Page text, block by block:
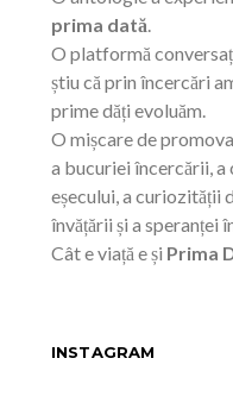
prima dată.
O platformă
știu că prin încercări
prime dăți evoluăm.
O mișcare de
a bucuriei încercării, a
eșecului, a curiozității
învățării și a speranței
Cât e viață e și Prima
INSTAGRAM